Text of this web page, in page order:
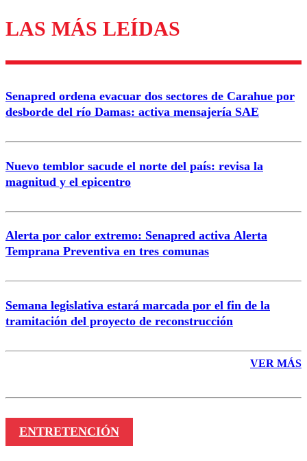
Los comentarios son moderados para garantizar un
diálogo respetuoso.
Correo
LAS MÁS LEÍDAS
Senapred ordena evacuar dos sectores de Carahue por
desborde del río Damas: activa mensajería SAE
Nuevo temblor sacude el norte del país: revisa la
magnitud y el epicentro
Alerta por calor extremo: Senapred activa Alerta
Temprana Preventiva en tres comunas
Semana legislativa estará marcada por el fin de la
tramitación del proyecto de reconstrucción
VER MÁS
ENTRETENCIÓN